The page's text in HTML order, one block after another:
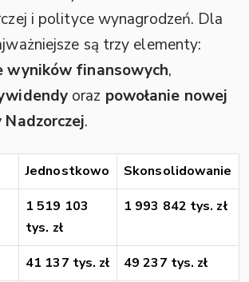
i polityce wynagrodzeń. Dla
są trzy elementy:
wyników finansowych,
oraz powołanie nowej
.
Jednostkowo
Skonsolidowanie
1 519 103
tys. zł
1 993 842 tys. zł
41 137 tys. zł
49 237 tys. zł